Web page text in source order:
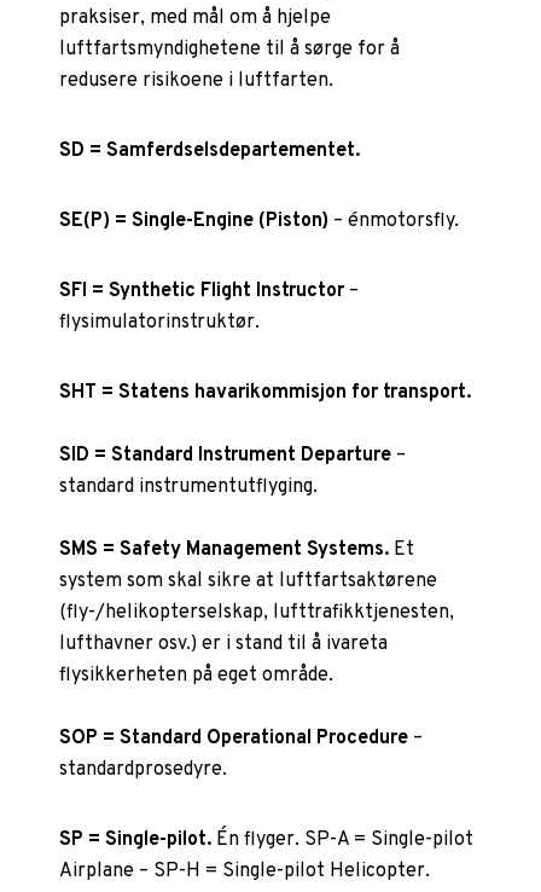
praksiser, med mål om å hjelpe
luftfartsmyndighetene til å sørge for å
redusere risikoene i luftfarten.
SD = Samferdselsdepartementet.
SE(P) = Single-Engine (Piston) – énmotorsfly.
SFI = Synthetic Flight Instructor –
flysimulatorinstruktør.
SHT = Statens havarikommisjon for transport.
SID = Standard Instrument Departure –
standard instrumentutflyging.
SMS = Safety Management Systems. Et
system som skal sikre at luftfartsaktørene
(fly-/helikopterselskap, lufttrafikktjenesten,
lufthavner osv.) er i stand til å ivareta
flysikkerheten på eget område.
SOP = Standard Operational Procedure –
standardprosedyre.
SP = Single-pilot. Én flyger. SP-A = Single-pilot
Airplane – SP-H = Single-pilot Helicopter.